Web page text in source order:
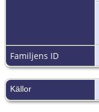
Familjens ID
Källor